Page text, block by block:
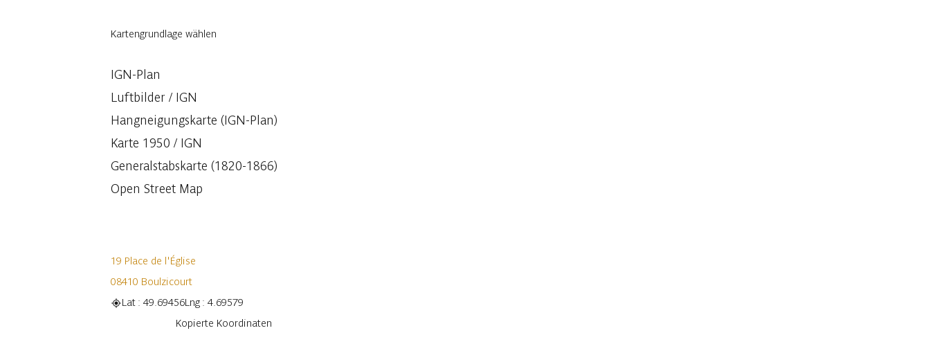
Kartengrundlage wählen
IGN-Plan
Luftbilder / IGN
Hangneigungskarte (IGN-Plan)
Karte 1950 / IGN
Generalstabskarte (1820-1866)
Open Street Map
19 Place de l'Église
08410 Boulzicourt
Lat : 49.69456Lng : 4.69579
Kopierte Koordinaten